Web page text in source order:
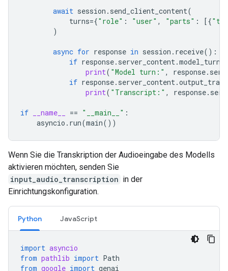
await session . send_client_content(
turns={"role" : "user" , "parts" : [{
)
async for response in session . receive():
if response. server_content.model_turn
print( "Model turn:" , response.
if response. server_content.
print( "Transcript:" , response.
if __name__ == "__main__" :
asyncio . run(main())
Wenn Sie die Transkription der Audioeingabe des Modells
aktivieren möchten, senden Sie
input_audio_transcription in der
Einrichtungskonfiguration.
Python JavaScript
import asyncio
from pathlib import Path
from google import genai